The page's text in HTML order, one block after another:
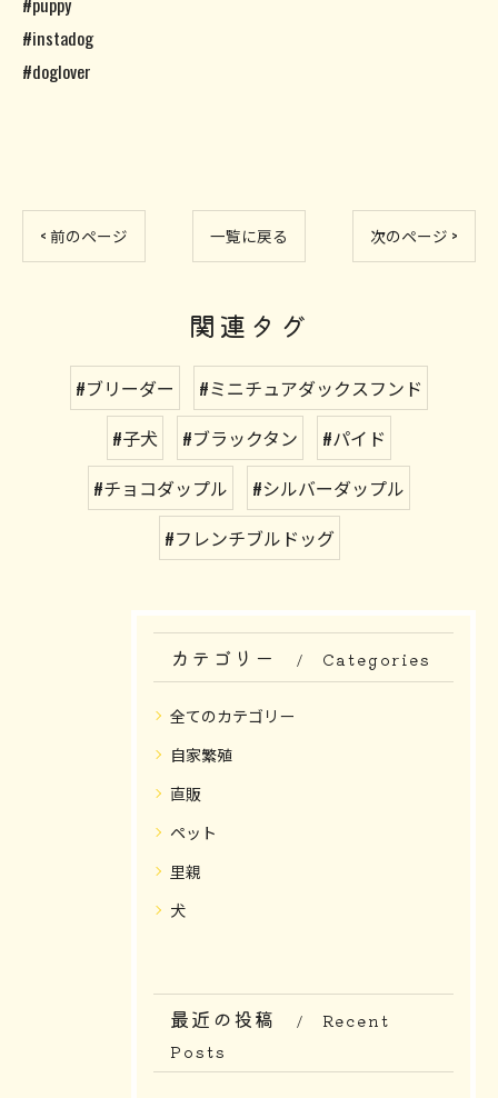
#instadog
#doglover
< 前のページ 一覧に戻る 次のページ >
関連タグ
#ブリーダー
#ミニチュアダックスフンド
#子犬
#ブラックタン
#パイド
#チョコダップル
#シルバーダップル
#フレンチブルドッグ
カテゴリー Categories
全てのカテゴリー
自家繁殖
直販
ペット
里親
犬
最近の投稿
Recent
Posts